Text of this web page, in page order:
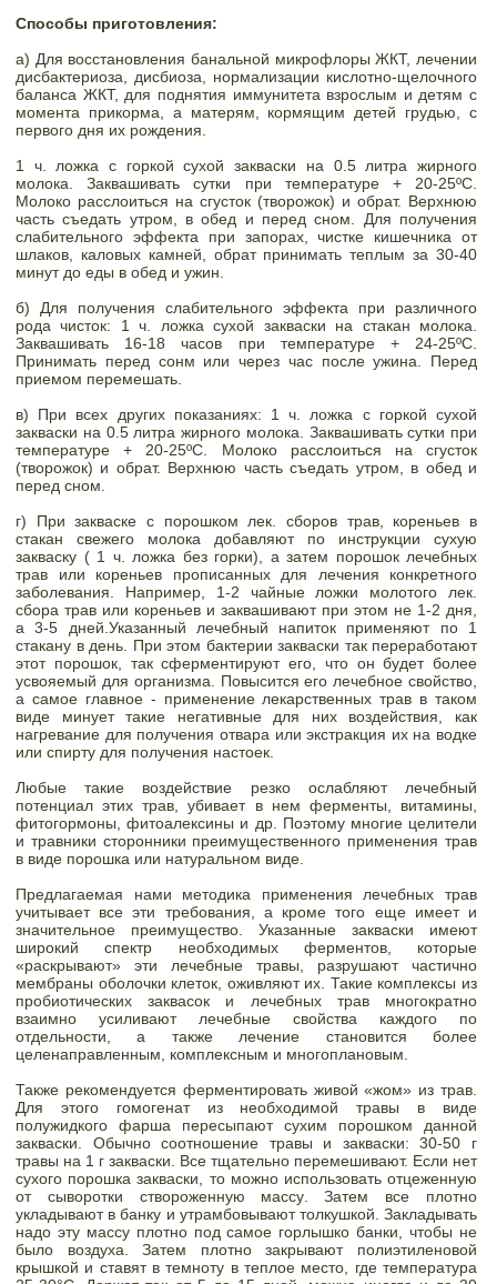
Способы приготовления:
а) Для восстановления банальной микрофлоры ЖКТ, лечении
дисбактериоза, дисбиоза, нормализации кислотно-щелочного
баланса ЖКТ, для поднятия иммунитета взрослым и детям с
момента прикорма, а матерям, кормящим детей грудью, с
первого дня их рождения.
1 ч. ложка с горкой сухой закваски на 0.5 литра жирного
молока. Заквашивать сутки при температуре + 20-25ºС.
Молоко расслоиться на сгусток (творожок) и обрат. Верхнюю
часть съедать утром, в обед и перед сном. Для получения
слабительного эффекта при запорах, чистке кишечника от
шлаков, каловых камней, обрат принимать теплым за 30-40
минут до еды в обед и ужин.
б) Для получения слабительного эффекта при различного
рода чисток: 1 ч. ложка сухой закваски на стакан молока.
Заквашивать 16-18 часов при температуре + 24-25ºС.
Принимать перед сонм или через час после ужина. Перед
приемом перемешать.
в) При всех других показаниях: 1 ч. ложка с горкой сухой
закваски на 0.5 литра жирного молока. Заквашивать сутки при
температуре + 20-25ºС. Молоко расслоиться на сгусток
(творожок) и обрат. Верхнюю часть съедать утром, в обед и
перед сном.
г) При закваске с порошком лек. сборов трав, кореньев в
стакан свежего молока добавляют по инструкции сухую
закваску ( 1 ч. ложка без горки), а затем порошок лечебных
трав или кореньев прописанных для лечения конкретного
заболевания. Например, 1-2 чайные ложки молотого лек.
сбора трав или кореньев и заквашивают при этом не 1-2 дня,
а 3-5 дней.Указанный лечебный напиток применяют по 1
стакану в день. При этом бактерии закваски так переработают
этот порошок, так сферментируют его, что он будет более
усвояемый для организма. Повысится его лечебное свойство,
а самое главное - применение лекарственных трав в таком
виде минует такие негативные для них воздействия, как
нагревание для получения отвара или экстракция их на водке
или спирту для получения настоек.
Любые такие воздействие резко ослабляют лечебный
потенциал этих трав, убивает в нем ферменты, витамины,
фитогормоны, фитоалексины и др. Поэтому многие целители
и травники сторонники преимущественного применения трав
в виде порошка или натуральном виде.
Предлагаемая нами методика применения лечебных трав
учитывает все эти требования, а кроме того еще имеет и
значительное преимущество. Указанные закваски имеют
широкий спектр необходимых ферментов, которые
«раскрывают» эти лечебные травы, разрушают частично
мембраны оболочки клеток, оживляют их. Такие комплексы из
пробиотических заквасок и лечебных трав многократно
взаимно усиливают лечебные свойства каждого по
отдельности, а также лечение становится более
целенаправленным, комплексным и многоплановым.
Также рекомендуется ферментировать живой «жом» из трав.
Для этого гомогенат из необходимой травы в виде
полужидкого фарша пересыпают сухим порошком данной
закваски. Обычно соотношение травы и закваски: 30-50 г
травы на 1 г закваски. Все тщательно перемешивают. Если нет
сухого порошка закваски, то можно использовать отцеженную
от сыворотки створоженную массу. Затем все плотно
укладывают в банку и утрамбовывают толкушкой. Закладывать
надо эту массу плотно под самое горлышко банки, чтобы не
было воздуха. Затем плотно закрывают полиэтиленовой
крышкой и ставят в темноту в теплое место, где температура